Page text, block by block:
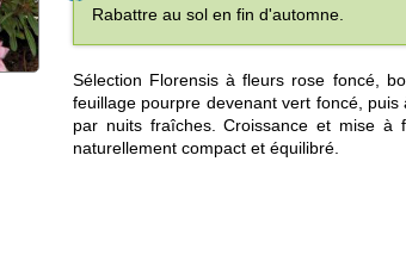
Rabattre au sol en fin d'automne.
Sélection Florensis à fleurs rose foncé,
feuillage pourpre devenant vert foncé,
par nuits fraîches. Croissance et mise à
naturellement compact et équilibré.